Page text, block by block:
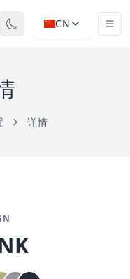
CN
详情